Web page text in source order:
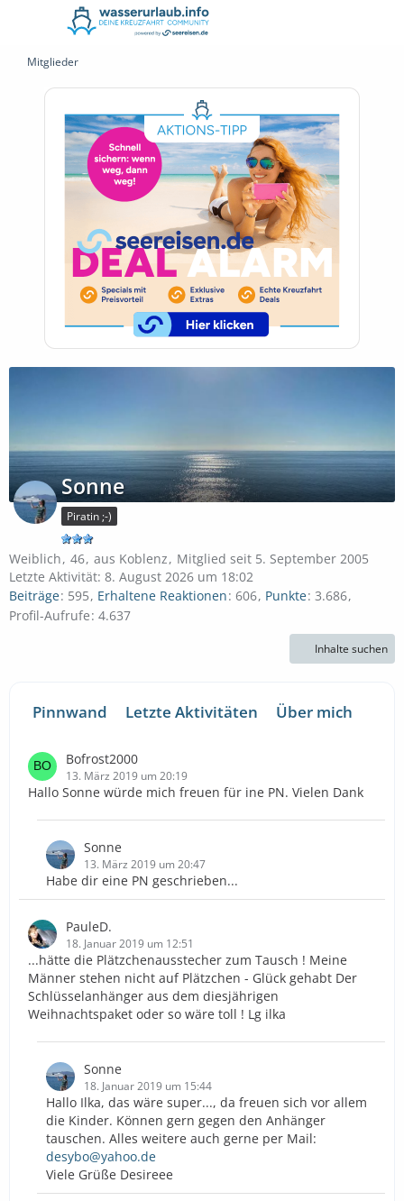
Mitglieder
Sonne
Piratin ;-)
Weiblich 46 aus Koblenz
Mitglied seit 5. September 2005
Letzte Aktivität: 8. August 2026 um 18:02
Beiträge 595 Erhaltene Reaktionen 606 Punkte 3.686
Profil-Aufrufe 4.637
Inhalte suchen
Pinnwand Letzte Aktivitäten Über mich
Bofrost2000
13. März 2019 um 20:19
Hallo Sonne würde mich freuen für ine PN. Vielen Dank
Sonne
13. März 2019 um 20:47
Habe dir eine PN geschrieben...
PauleD.
18. Januar 2019 um 12:51
...hätte die Plätzchenausstecher zum Tausch ! Meine
Männer stehen nicht auf Plätzchen - Glück gehabt Der
Schlüsselanhänger aus dem diesjährigen
Weihnachtspaket oder so wäre toll ! Lg ilka
Sonne
18. Januar 2019 um 15:44
Hallo Ilka, das wäre super..., da freuen sich vor allem
die Kinder. Können gern gegen den Anhänger
tauschen. Alles weitere auch gerne per Mail:
desybo@yahoo.de
Viele Grüße Desireee